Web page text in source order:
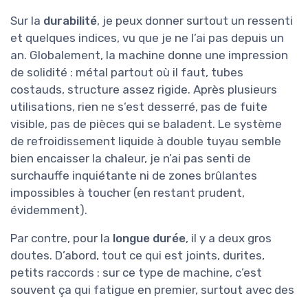
Sur la durabilité, je peux donner surtout un ressenti
et quelques indices, vu que je ne l’ai pas depuis un
an. Globalement, la machine donne une impression
de solidité : métal partout où il faut, tubes
costauds, structure assez rigide. Après plusieurs
utilisations, rien ne s’est desserré, pas de fuite
visible, pas de pièces qui se baladent. Le système
de refroidissement liquide à double tuyau semble
bien encaisser la chaleur, je n’ai pas senti de
surchauffe inquiétante ni de zones brûlantes
impossibles à toucher (en restant prudent,
évidemment).
Par contre, pour la longue durée, il y a deux gros
doutes. D’abord, tout ce qui est joints, durites,
petits raccords : sur ce type de machine, c’est
souvent ça qui fatigue en premier, surtout avec des